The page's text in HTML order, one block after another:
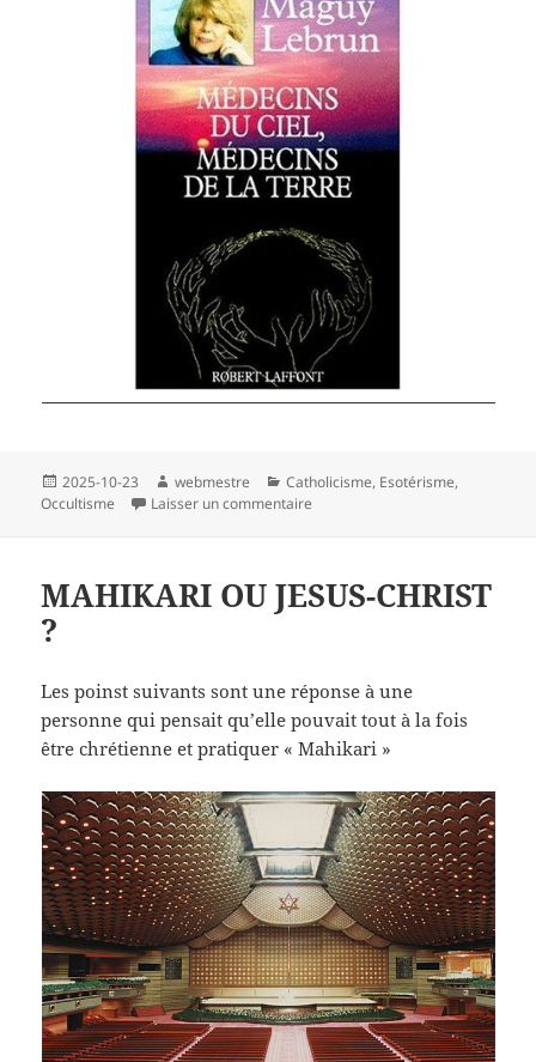
Publié
le
2025-10-23 Auteur
webmestre Catégories
Catholicisme, Esotérisme,
Occultisme
Laisser un commentaire
MAHIKARI OU JESUS-CHRIST
?
Les poinst suivants sont une réponse à une
personne qui pensait qu’elle pouvait tout à la fois
être chrétienne et pratiquer « Mahikari »